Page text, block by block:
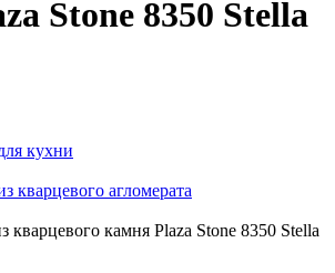
Stone 8350 Stella
кухни
кварцевого агломерата
кварцевого камня Plaza Stone 8350 Stella